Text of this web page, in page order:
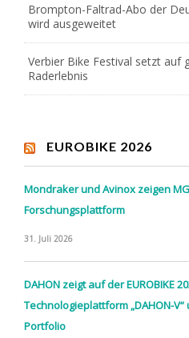
Brompton-Faltrad-Abo der
wird ausgeweitet
Verbier Bike Festival setzt auf
Raderlebnis
EUROBIKE 2026
Mondraker und Avinox zeigen
Forschungsplattform
31. Juli 2026
DAHON zeigt auf der EUROBIKE
Technologieplattform „DAHON-
Portfolio